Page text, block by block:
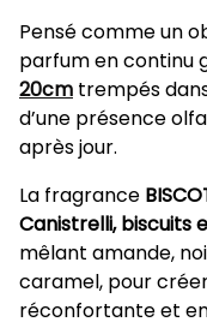
Pensé comme un
parfum en continu
20cm trempés
d’une présence
après jour.
La fragrance
Canistrelli, biscuits
mêlant amande,
caramel, pour
réconfortante et